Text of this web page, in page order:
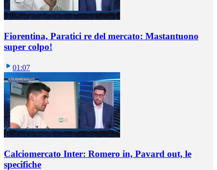
Fiorentina, Paratici re del mercato: Mastantuono
super colpo!
01:07
Calciomercato Inter: Romero in, Pavard out, le
specifiche